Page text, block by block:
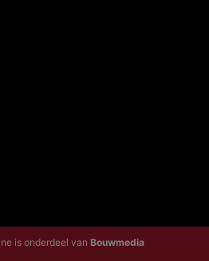
is onderdeel van Bouwmedia